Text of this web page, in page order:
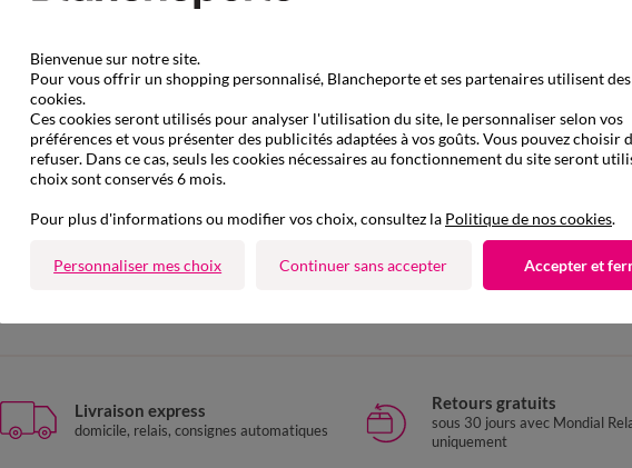
Livraison express
domicile, relais, consignes automatiques
Retours gratuits
sous 30 jours avec Mondial
uniquement
Bienvenue sur notre site.
Pour vous offrir un shopping personnalisé, Blancheporte et ses partenaires utilisent des
cookies.
Ces cookies seront utilisés pour analyser l'utilisation du site, le personnaliser selon vos
préférences et vous présenter des publicités adaptées à vos goûts. Vous pouvez choisir
refuser. Dans ce cas, seuls les cookies nécessaires au fonctionnement du site seront
choix sont conservés 6 mois.
Pour plus d'informations ou modifier vos choix, consultez la Politique de nos cookies.
Personnaliser mes choix Continuer sans accepter Accepter et